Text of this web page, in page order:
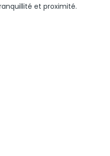
et proximité.